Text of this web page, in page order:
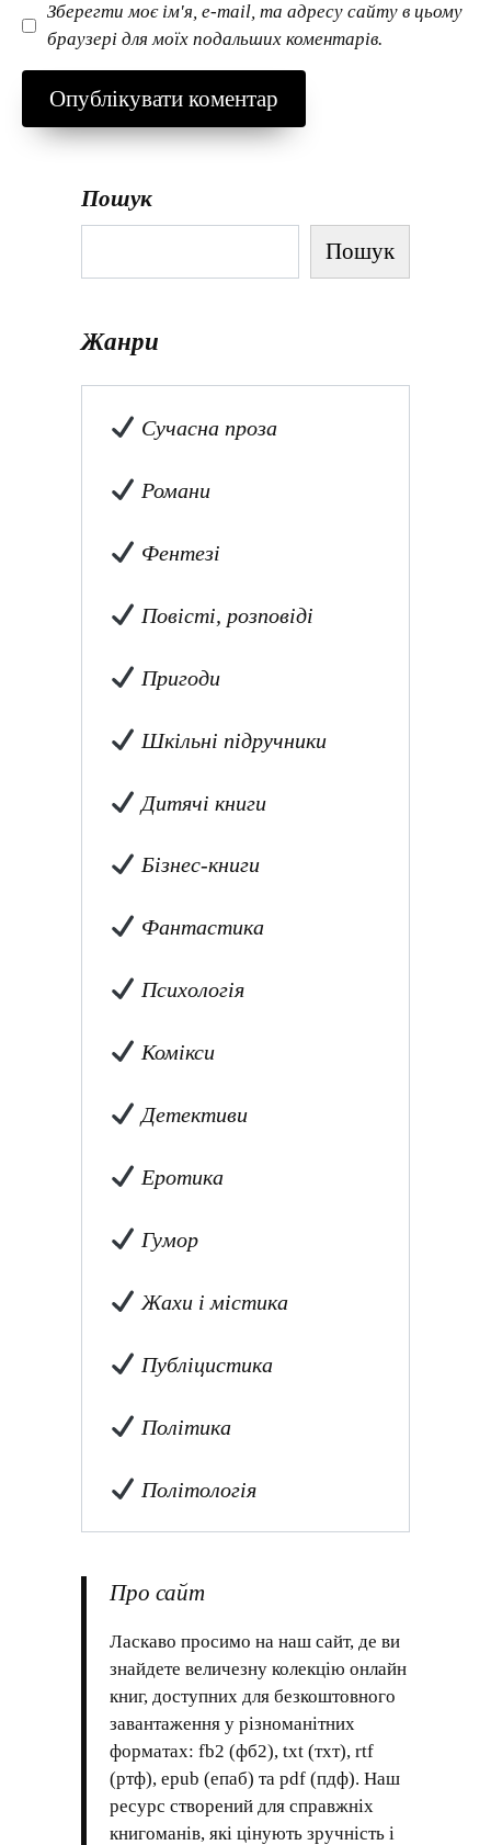
Зберегти моє ім'я, e-mail, та адресу сайту в цьому
браузері для моїх подальших коментарів.
Пошук
Пошук
Жанри
Сучасна проза
Романи
Фентезі
Повісті, розповіді
Пригоди
Шкільні підручники
Дитячі книги
Бізнес-книги
Фантастика
Психологія
Комікси
Детективи
Еротика
Гумор
Жахи і містика
Публіцистика
Політика
Політологія
Про сайт
Ласкаво просимо на наш сайт, де ви
знайдете величезну колекцію онлайн
книг, доступних для безкоштовного
завантаження у різноманітних
форматах: fb2 (фб2), txt (тхт), rtf
(ртф), epub (епаб) та pdf (пдф). Наш
ресурс створений для справжніх
книгоманів, які цінують зручність і